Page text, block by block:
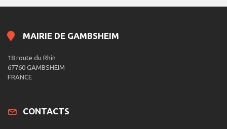
MAIRIE DE GAMBSHEIM
18 route du Rhin
67760 GAMBSHEIM
FRANCE
CONTACTS